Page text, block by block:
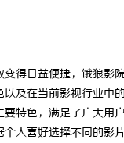
得日益便捷，饿狼
及在当前影视行业中
特色，满足了广大
人喜好选择不同的